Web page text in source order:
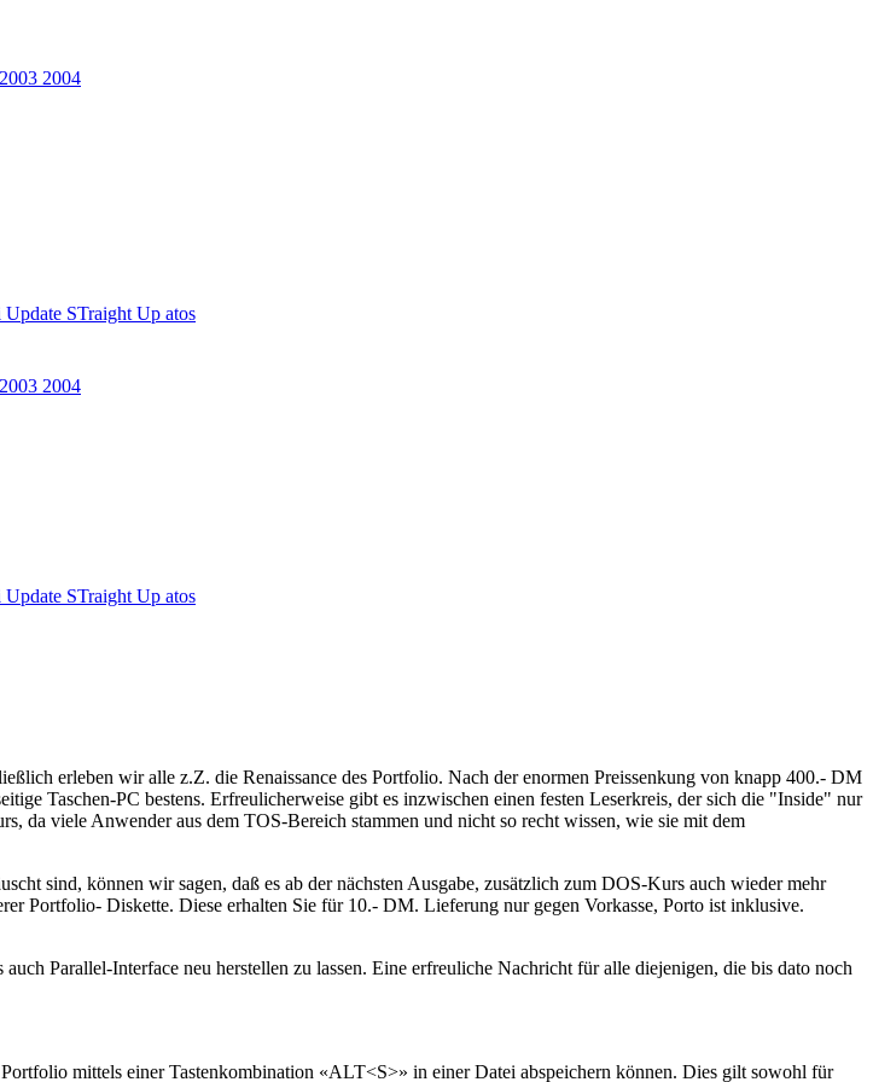
2003 2004
Update STraight Up atos
2003 2004
Update STraight Up atos
erleben wir alle z.Z. die Renaissance des Portfolio. Nach der enormen Preissenkung von knapp 400.- DM
Taschen-PC bestens. Erfreulicherweise gibt es inzwischen einen festen Leserkreis, der sich die "Inside" nur
da viele Anwender aus dem TOS-Bereich stammen und nicht so recht wissen, wie sie mit dem
sind, können wir sagen, daß es ab der nächsten Ausgabe, zusätzlich zum DOS-Kurs auch wieder mehr
Portfolio- Diskette. Diese erhalten Sie für 10.- DM. Lieferung nur gegen Vorkasse, Porto ist inklusive.
Parallel-Interface neu herstellen zu lassen. Eine erfreuliche Nachricht für alle diejenigen, die bis dato noch
mittels einer Tastenkombination «ALT<S>» in einer Datei abspeichern können. Dies gilt sowohl für